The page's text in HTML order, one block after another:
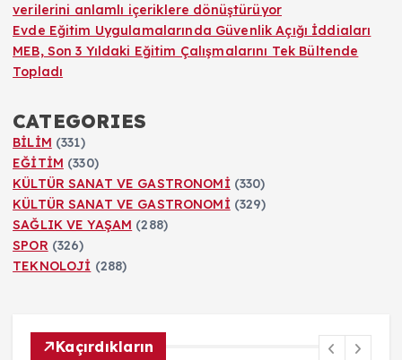
verilerini anlamlı içeriklere dönüştürüyor
Evde Eğitim Uygulamalarında Güvenlik Açığı İddiaları
MEB, Son 3 Yıldaki Eğitim Çalışmalarını Tek Bültende
Topladı
CATEGORIES
BİLİM (331)
EĞİTİM (330)
KÜLTÜR SANAT VE GASTRONOMİ (330)
KÜLTÜR SANAT VE GASTRONOMİ (329)
SAĞLIK VE YAŞAM (288)
SPOR (326)
TEKNOLOJİ (288)
Kaçırdıkların